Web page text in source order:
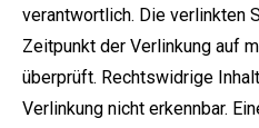
verantwortlich. Die verlinkten
Zeitpunkt der Verlinkung auf
überprüft. Rechtswidrige
Verlinkung nicht erkennbar.